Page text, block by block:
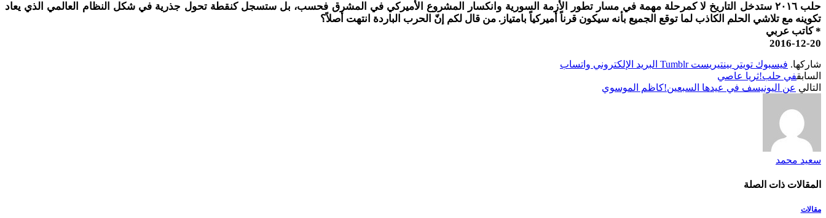
حلب ٢٠١٦ ستدخل التاريخ لا كمرحلة مهمة في مسار تطور الأزمة السورية وانكسار المشروع الأميركي في المشرق فحسب، بل ستسجل كنقطة تحول جذرية في شكل النظام العالمي الذي يعاد
تكوينه مع تلاشي الحلم الكاذب لما توقع الجميع بأنه سيكون قرناً أميركياً بامتياز. من قال لكم إنّ الحرب الباردة انتهت أصلاً؟
* كاتب عربي
‎2016-‎12-‎20
شاركها. فيسبوك تويتر بينتيريست Tumblr البريد الإلكتروني واتساب
السابقفي حلب!ثريا عاصي
التالي عن اليونيسف في عيدها السبعين!كاظم الموسوي
سعيد محمد
المقالات ذات الصلة
مقالات